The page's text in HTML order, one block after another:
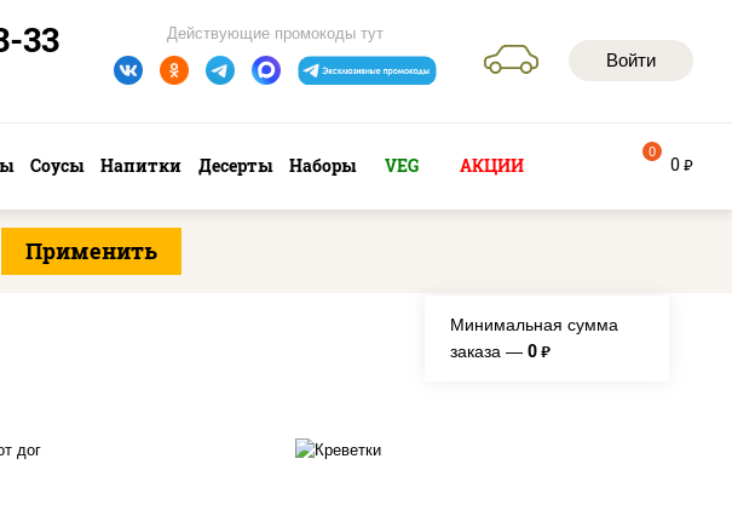
Войти
Действующие промокоды тут
33
Соусы Напитки Десерты Наборы VEG АКЦИИ 0 руб
0
Минимальная сумма
заказа — 0 руб.